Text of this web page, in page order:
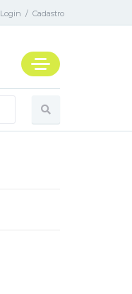
Login / Cadastro